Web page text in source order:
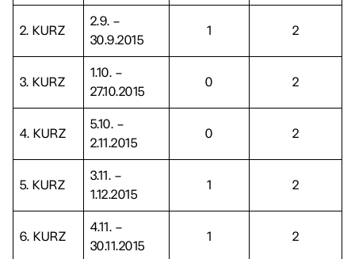
2. KURZ
2.9. –
30.9.2015
1 2
3. KURZ
1.10. –
27.10.2015
0 2
4. KURZ
5.10. –
2.11.2015
0 2
5. KURZ
3.11. –
1.12.2015
1 2
6. KURZ
4.11. –
30.11.2015
1 2